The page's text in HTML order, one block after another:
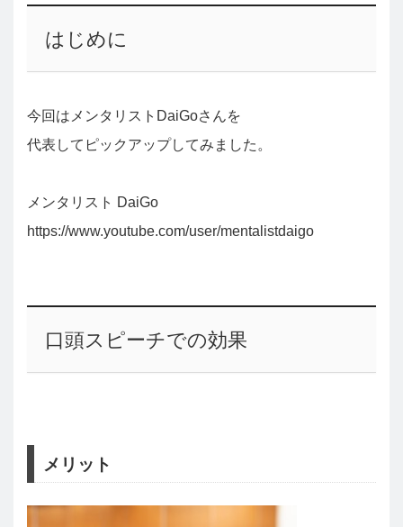
はじめに
今回はメンタリストDaiGoさんを
代表してピックアップしてみました。
メンタリスト DaiGo
https://www.youtube.com/user/mentalistdaigo
口頭スピーチでの効果
メリット